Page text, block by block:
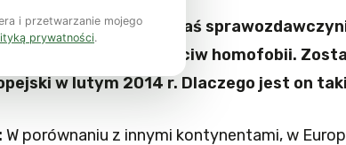
Europejski (ZME): Byłaś
drogową” działań przeciw homofobii.
w lutym 2014 r. Dlaczego jest on
W porównaniu z innymi kontynentami, w
i przetwarzanie mojego
prywatności.